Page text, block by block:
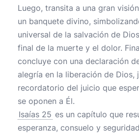
Luego, transita a una gran
un banquete divino,
universal de la salvación de
final de la muerte y el dolor.
concluye con una declaración
alegría en la liberación de Dios,
recordatorio del juicio que
se oponen a Él.
Isaías 25 es un capítulo que
esperanza, consuelo y